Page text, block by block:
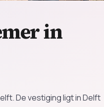
in
De vestiging ligt in Delft